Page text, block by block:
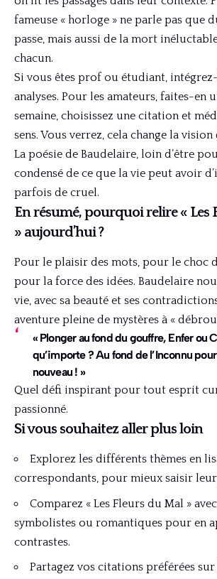
fameuse « horloge » ne parle pas que
passe, mais aussi de la mort
chacun.
Si vous êtes prof ou étudiant,
analyses. Pour les amateurs, faites-en
semaine, choisissez une citation et
sens. Vous verrez, cela change la
La poésie de Baudelaire, loin d’être
condensé de ce que la vie peut avoir
parfois de cruel.
En résumé, pourquoi relire « Les
» aujourd’hui ?
Pour le plaisir des mots, pour le choc
pour la force des idées. Baudelaire
vie, avec sa beauté et ses
aventure pleine de mystères à «
« Plonger au fond du gouffre, Enfer ou
qu’importe ? Au fond de l’Inconnu
nouveau ! »
Quel défi inspirant pour tout esprit
passionné.
Si vous souhaitez aller plus loin
Explorez les différents thèmes en
correspondants, pour mieux saisir
Comparez « Les Fleurs du Mal »
symbolistes ou romantiques pour en
contrastes.
Partagez vos citations préférées sur